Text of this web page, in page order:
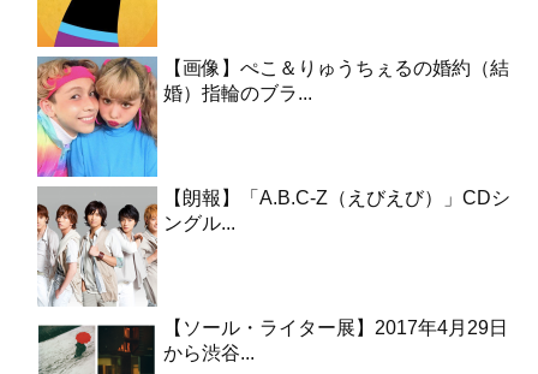
【画像】ぺこ＆りゅうちぇるの婚約（結
婚）指輪のブラ...
【朗報】「A.B.C-Z（えびえび）」CDシ
ングル...
【ソール・ライター展】2017年4月29日
から渋谷...